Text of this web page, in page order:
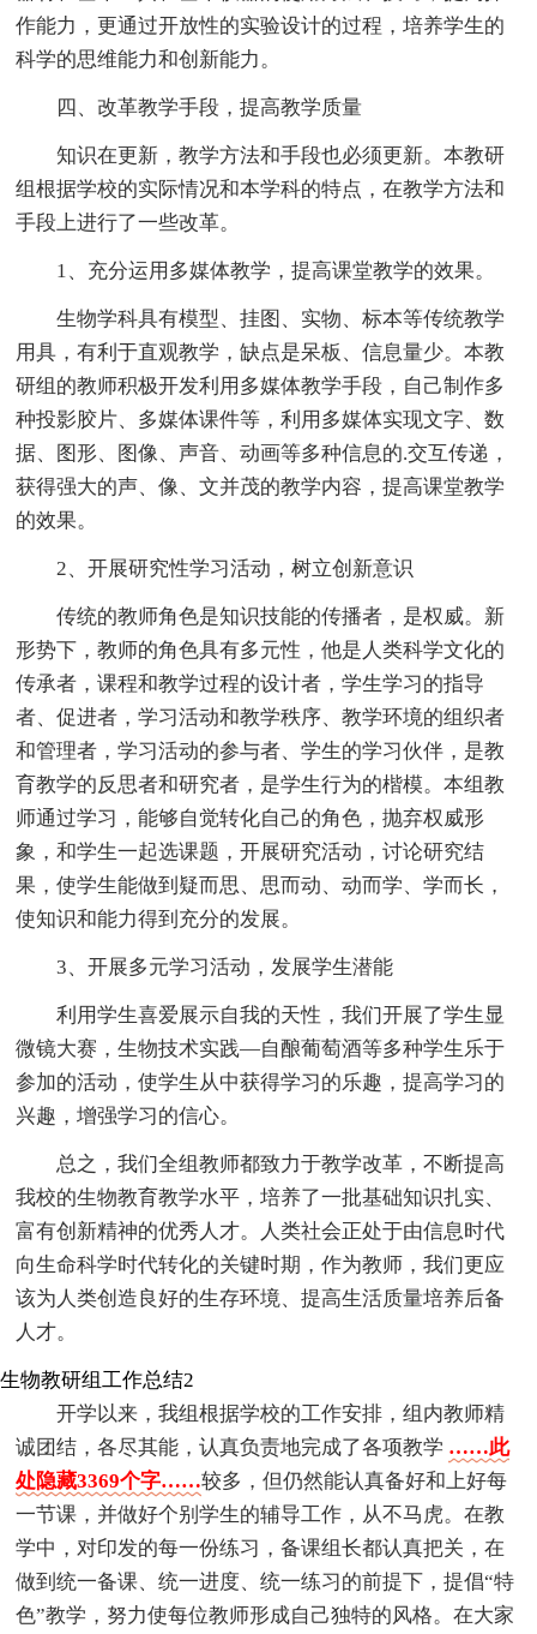
作能力，更通过开放性的实验设计的过程，培养学生的
科学的思维能力和创新能力。
四、改革教学手段，提高教学质量
知识在更新，教学方法和手段也必须更新。本教研
组根据学校的实际情况和本学科的特点，在教学方法和
手段上进行了一些改革。
1、充分运用多媒体教学，提高课堂教学的效果。
生物学科具有模型、挂图、实物、标本等传统教学
用具，有利于直观教学，缺点是呆板、信息量少。本教
研组的教师积极开发利用多媒体教学手段，自己制作多
种投影胶片、多媒体课件等，利用多媒体实现文字、数
据、图形、图像、声音、动画等多种信息的.交互传递，
获得强大的声、像、文并茂的教学内容，提高课堂教学
的效果。
2、开展研究性学习活动，树立创新意识
传统的教师角色是知识技能的传播者，是权威。新
形势下，教师的角色具有多元性，他是人类科学文化的
传承者，课程和教学过程的设计者，学生学习的指导
者、促进者，学习活动和教学秩序、教学环境的组织者
和管理者，学习活动的参与者、学生的学习伙伴，是教
育教学的反思者和研究者，是学生行为的楷模。本组教
师通过学习，能够自觉转化自己的角色，抛弃权威形
象，和学生一起选课题，开展研究活动，讨论研究结
果，使学生能做到疑而思、思而动、动而学、学而长，
使知识和能力得到充分的发展。
3、开展多元学习活动，发展学生潜能
利用学生喜爱展示自我的天性，我们开展了学生显
微镜大赛，生物技术实践—自酿葡萄酒等多种学生乐于
参加的活动，使学生从中获得学习的乐趣，提高学习的
兴趣，增强学习的信心。
总之，我们全组教师都致力于教学改革，不断提高
我校的生物教育教学水平，培养了一批基础知识扎实、
富有创新精神的优秀人才。人类社会正处于由信息时代
向生命科学时代转化的关键时期，作为教师，我们更应
该为人类创造良好的生存环境、提高生活质量培养后备
人才。
生物教研组工作总结2
开学以来，我组根据学校的工作安排，组内教师精
诚团结，各尽其能，认真负责地完成了各项教学 ……此
处隐藏3369个字……较多，但仍然能认真备好和上好每
一节课，并做好个别学生的辅导工作，从不马虎。在教
学中，对印发的每一份练习，备课组长都认真把关，在
做到统一备课、统一进度、统一练习的前提下，提倡“特
色”教学，努力使每位教师形成自己独特的风格。在大家